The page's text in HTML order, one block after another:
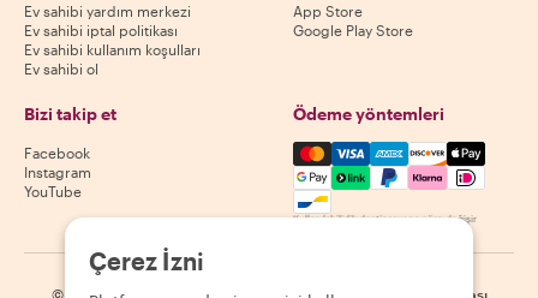
Ev sahibi yardım merkezi
Ev sahibi iptal politikası
Ev sahibi kullanım koşulları
Ev sahibi ol
App Store
Google Play Store
Bizi takip et
Facebook
Instagram
YouTube
Ödeme yöntemleri
Mastercard, Visa, Amex,
Kullanılabilirlik destinasyona göre değişir
© 2026 Withlocals.com Gizlilik Politikası | Site haritası
Çerez İzni